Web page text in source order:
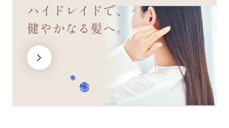
ハイドレイドで、
健やかなる髪へ。